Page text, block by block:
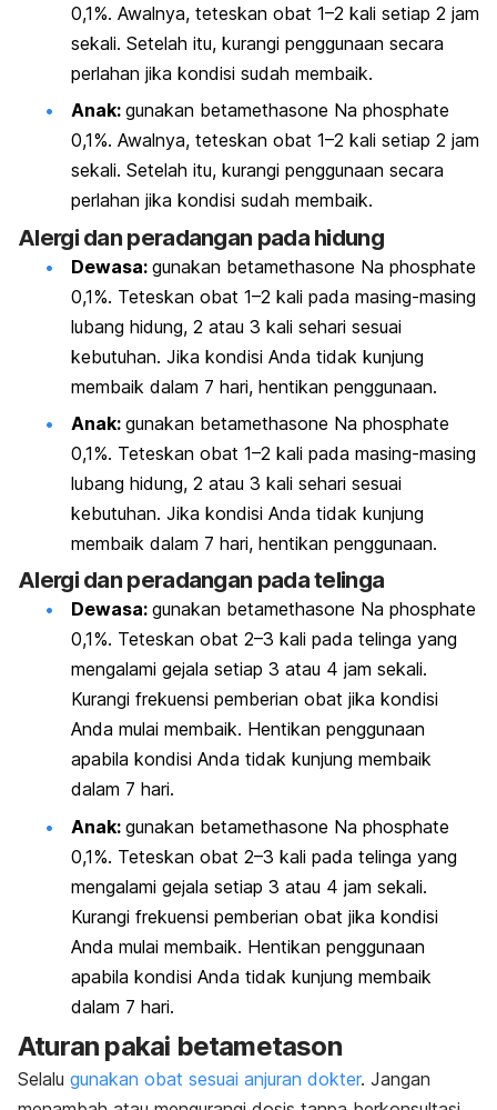
0,1%. Awalnya, teteskan obat 1–2 kali setiap 2 jam
sekali. Setelah itu, kurangi penggunaan secara
perlahan jika kondisi sudah membaik.
Anak: gunakan betamethasone Na phosphate
0,1%. Awalnya, teteskan obat 1–2 kali setiap 2 jam
sekali. Setelah itu, kurangi penggunaan secara
perlahan jika kondisi sudah membaik.
Alergi dan peradangan pada hidung
Dewasa: gunakan betamethasone Na phosphate
0,1%. Teteskan obat 1–2 kali pada masing-masing
lubang hidung, 2 atau 3 kali sehari sesuai
kebutuhan. Jika kondisi Anda tidak kunjung
membaik dalam 7 hari, hentikan penggunaan.
Anak: gunakan betamethasone Na phosphate
0,1%. Teteskan obat 1–2 kali pada masing-masing
lubang hidung, 2 atau 3 kali sehari sesuai
kebutuhan. Jika kondisi Anda tidak kunjung
membaik dalam 7 hari, hentikan penggunaan.
Alergi dan peradangan pada telinga
Dewasa: gunakan betamethasone Na phosphate
0,1%. Teteskan obat 2–3 kali pada telinga yang
mengalami gejala setiap 3 atau 4 jam sekali.
Kurangi frekuensi pemberian obat jika kondisi
Anda mulai membaik. Hentikan penggunaan
apabila kondisi Anda tidak kunjung membaik
dalam 7 hari.
Anak: gunakan betamethasone Na phosphate
0,1%. Teteskan obat 2–3 kali pada telinga yang
mengalami gejala setiap 3 atau 4 jam sekali.
Kurangi frekuensi pemberian obat jika kondisi
Anda mulai membaik. Hentikan penggunaan
apabila kondisi Anda tidak kunjung membaik
dalam 7 hari.
Aturan pakai betametason
Selalu gunakan obat sesuai anjuran dokter. Jangan